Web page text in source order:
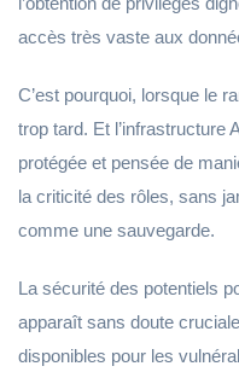
accès très vaste aux
C’est pourquoi, lorsque le
trop tard. Et l’infrastructure
protégée et pensée de
la criticité des rôles, sans
comme une sauvegarde.
La sécurité des potentiels
apparaît sans doute
disponibles pour les